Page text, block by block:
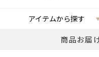
アイテムから探す
商品お届